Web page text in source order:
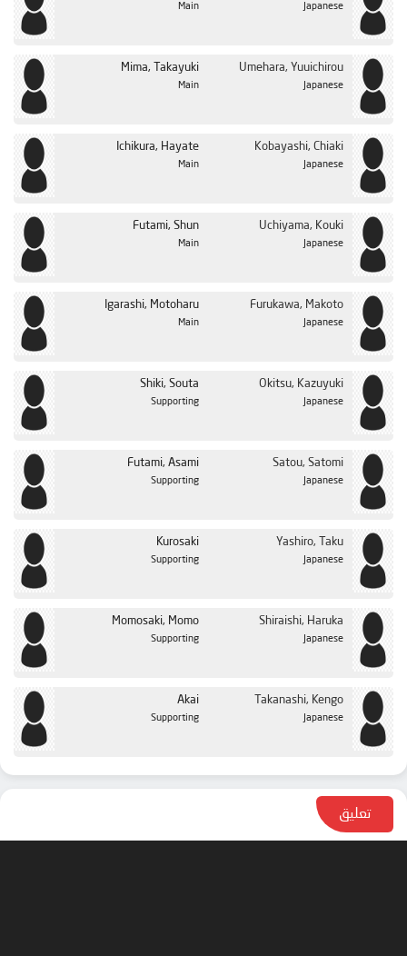
الحلقة 24
Main Japanese
Mima, Takayuki
Main
Umehara, Yuuichirou
Japanese
Ichikura, Hayate
Main
Kobayashi, Chiaki
Japanese
Futami, Shun
Main
Uchiyama, Kouki
Japanese
Igarashi, Motoharu
Main
Furukawa, Makoto
Japanese
Shiki, Souta
Supporting
Okitsu, Kazuyuki
Japanese
Futami, Asami
Supporting
Satou, Satomi
Japanese
Kurosaki
Supporting
Yashiro, Taku
Japanese
Momosaki, Momo
Supporting
Shiraishi, Haruka
Japanese
Akai
Supporting
Takanashi, Kengo
Japanese
تعليق